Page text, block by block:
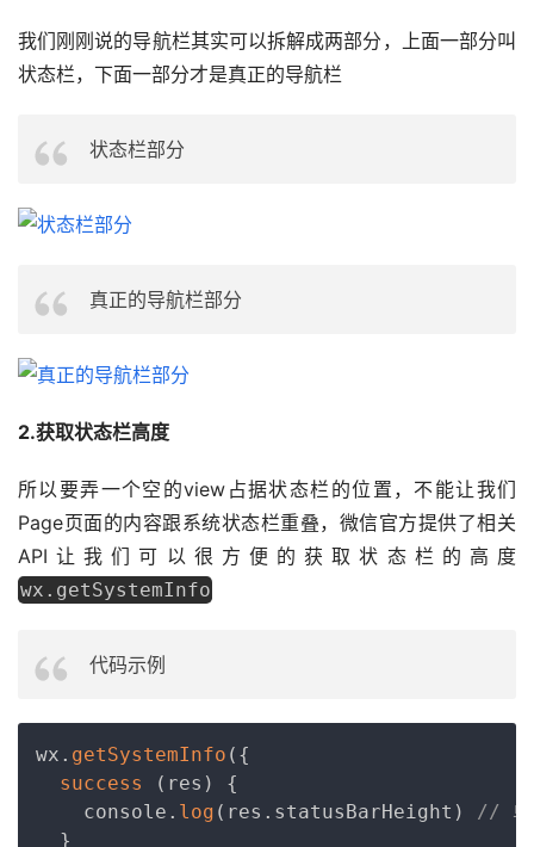
我们刚刚说的导航栏其实可以拆解成两部分，上面一部分叫
状态栏，下面一部分才是真正的导航栏
状态栏部分
真正的导航栏部分
2.获取状态栏高度
所以要弄一个空的view占据状态栏的位置，不能让我们
Page页面的内容跟系统状态栏重叠，微信官方提供了相关
wx.getSystemInfo
代码示例
wx . getSystemInfo ( {
success
( res )
{
    console
. log ( res . statusBarHeight )
// 单
}